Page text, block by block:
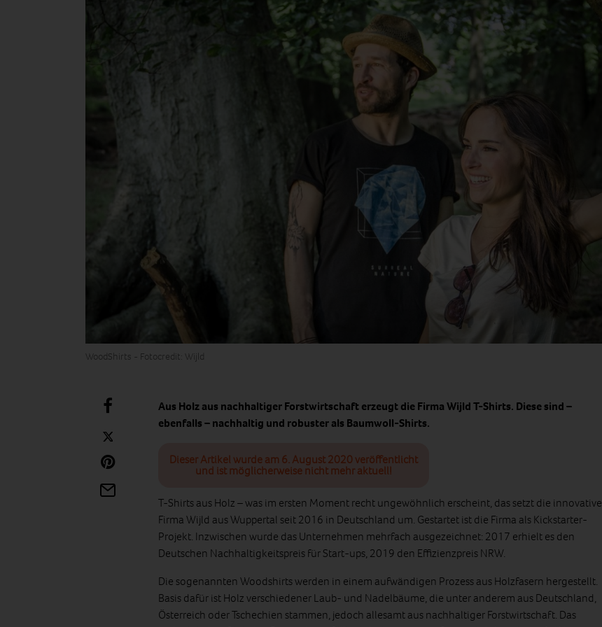
WoodShirts - Fotocredit: Wijld
Aus Holz aus nachhaltiger Forstwirtschaft erzeugt die Firma Wijld T-Shirts. Diese sind –
ebenfalls – nachhaltig und robuster als Baumwoll-Shirts.
Dieser Artikel wurde am 6. August 2020 veröffentlicht
und ist möglicherweise nicht mehr aktuell!
T-Shirts aus Holz – was im ersten Moment recht ungewöhnlich erscheint, das setzt die innovative
Firma Wijld aus Wuppertal seit 2016 in Deutschland um. Gestartet ist die Firma als Kickstarter-
Projekt. Inzwischen wurde das Unternehmen mehrfach ausgezeichnet: 2017 erhielt es den
Deutschen Nachhaltigkeitspreis für Start-ups, 2019 den Effizienzpreis NRW.
Die sogenannten Woodshirts werden in einem aufwändigen Prozess aus Holzfasern hergestellt.
Basis dafür ist Holz verschiedener Laub- und Nadelbäume, die unter anderem aus Deutschland,
Österreich oder Tschechien stammen, jedoch allesamt aus nachhaltiger Forstwirtschaft. Das